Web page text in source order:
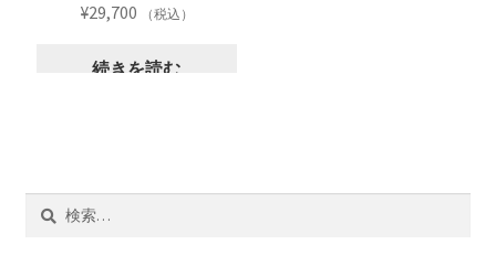
¥29,700 （税込）
続きを読む